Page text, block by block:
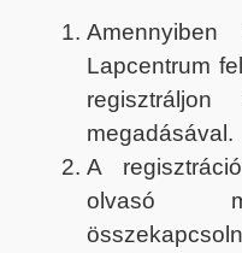
Lapcentrum
megadásával.
A
olvasó